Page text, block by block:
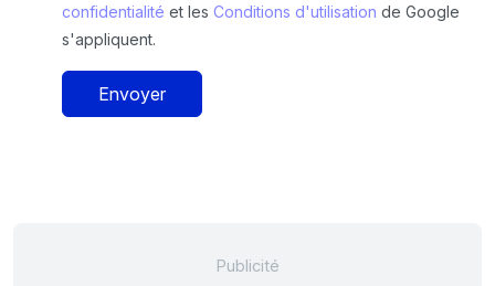
confidentialité et les Conditions d'utilisation de Google
s'appliquent.
Envoyer